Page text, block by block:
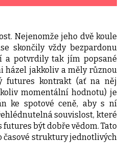
Nejenomže jeho dvě koule
skončily vždy bezpardonu
a potvrdily tak jím popsané
házel jakkoliv a měly různou
futures kontrakt (ať na něj
momentální hodnotu) je
ke spotové ceně, aby s ní
souvislost, které
být dobře vědom. Tato
časové struktury jednotlivých